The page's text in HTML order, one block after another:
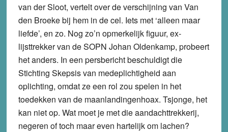
van der Sloot, vertelt over de verschijning van Van
den Broeke bij hem in de cel. Iets met ‘alleen maar
liefde’, en zo. Nog zo’n opmerkelijk figuur, ex-
lijsttrekker van de SOPN Johan Oldenkamp, probeert
het anders. In een persbericht beschuldigt die
Stichting Skepsis van medeplichtigheid aan
oplichting, omdat ze een rol zou spelen in het
toedekken van de maanlandingenhoax. Tsjonge, het
kan niet op. Wat moet je met die aandachttrekkerij,
negeren of toch maar even hartelijk om lachen?